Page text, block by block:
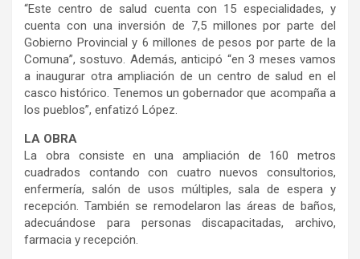
“Este centro de salud cuenta con 15 especialidades, y
cuenta con una inversión de 7,5 millones por parte del
Gobierno Provincial y 6 millones de pesos por parte de la
Comuna”, sostuvo. Además, anticipó “en 3 meses vamos
a inaugurar otra ampliación de un centro de salud en el
casco histórico. Tenemos un gobernador que acompaña a
los pueblos”, enfatizó López.
LA OBRA
La obra consiste en una ampliación de 160 metros
cuadrados contando con cuatro nuevos consultorios,
enfermería, salón de usos múltiples, sala de espera y
recepción. También se remodelaron las áreas de baños,
adecuándose para personas discapacitadas, archivo,
farmacia y recepción.